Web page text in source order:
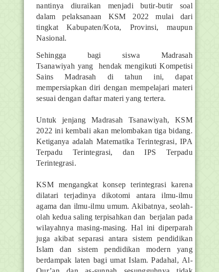
nantinya diuraikan menjadi butir-butir soal
dalam pelaksanaan KSM 2022 mulai dari
tingkat Kabupaten/Kota, Provinsi, maupun
Nasional.
Sehingga bagi siswa Madrasah
Tsanawiyah yang hendak mengikuti Kompetisi
Sains Madrasah di tahun ini, dapat
mempersiapkan diri dengan mempelajari materi
sesuai dengan daftar materi yang tertera.
Untuk jenjang Madrasah Tsanawiyah, KSM
2022 ini kembali akan melombakan tiga bidang.
Ketiganya adalah Matematika Terintegrasi, IPA
Terpadu Terintegrasi, dan IPS Terpadu
Terintegrasi.
KSM mengangkat konsep terintegrasi karena
dilatari terjadinya dikotomi antara ilmu-ilmu
agama dan ilmu-ilmu umum. Akibatnya, seolah-
olah kedua saling terpisahkan dan berjalan pada
wilayahnya masing-masing. Hal ini diperparah
juga akibat separasi antara sistem pendidikan
Islam dan sistem pendidikan modern yang
berdampak laten bagi umat Islam. Padahal, Al-